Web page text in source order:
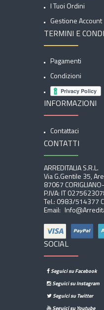
I Tuoi Ordini
Gestione Account
TERMINI E
Pagamenti
Condizioni
INFORMAZIONI
Contattaci
CONTATTI
ARREDITALIA S.r.l.
Via G.Gentile 35,
87067
P.IVA: IT
Tel.: 0983/514377
Email:
SOCIAL
Seguici su Facebook
Seguici su Instagram
Seguici su Twitter
Seguici su Youtube